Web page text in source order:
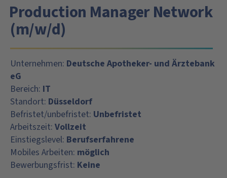
Production Manager Network
(m/w/d)
Unternehmen: Deutsche Apotheker- und Ärztebank
eG
Bereich: IT
Standort: Düsseldorf
Befristet/unbefristet: Unbefristet
Arbeitszeit: Vollzeit
Einstiegslevel: Berufserfahrene
Mobiles Arbeiten: möglich
Bewerbungsfrist: Keine